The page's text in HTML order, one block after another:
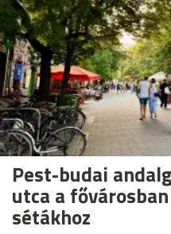
Pest-budai
utca a
sétákhoz